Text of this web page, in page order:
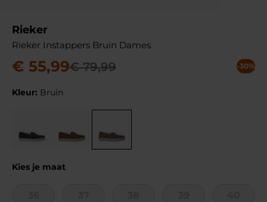
Rieker
Rieker Instappers Bruin Dames
€ 55,99€ 79,99 -30%
Kleur: Bruin
Kies je maat